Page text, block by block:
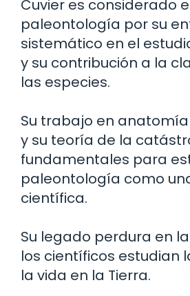
Cuvier es considerado
paleontología por su
sistemático en el
y su contribución a la
las especies.
Su trabajo en
y su teoría de la
fundamentales para
paleontología como
científica.
Su legado perdura en
los científicos estudian
la vida en la Tierra.